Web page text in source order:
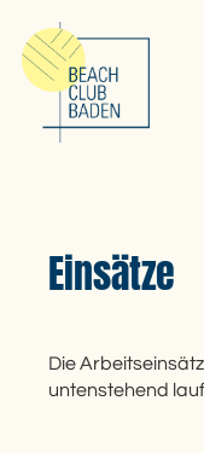
Einsätze
Die
untenstehend